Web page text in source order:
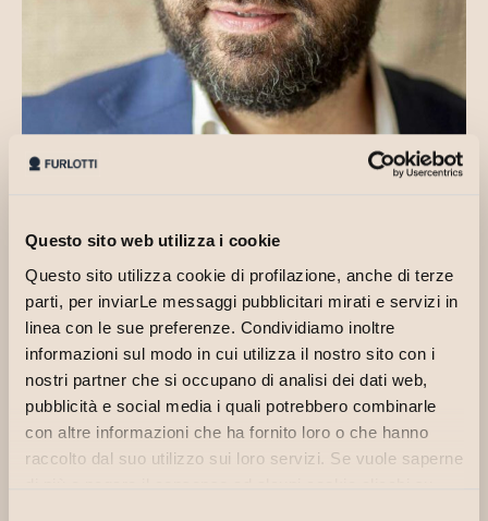
Questo sito web utilizza i cookie
Questo sito utilizza cookie di profilazione, anche di terze
parti, per inviarLe messaggi pubblicitari mirati e servizi in
linea con le sue preferenze. Condividiamo inoltre
informazioni sul modo in cui utilizza il nostro sito con i
nostri partner che si occupano di analisi dei dati web,
pubblicità e social media i quali potrebbero combinarle
con altre informazioni che ha fornito loro o che hanno
raccolto dal suo utilizzo sui loro servizi. Se vuole saperne
He has been working as a Chartered Accountant since 2006 and
has been on the Register of the relevant Professional Association
of Parma since the same year; he has built a sound career in
extraordinary transactions and debt restructuring, assisting client